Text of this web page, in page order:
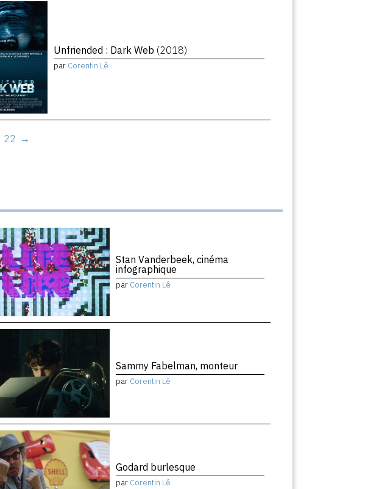
Unfriended : Dark Web (2018)
par Corentin Lê
22 →
Stan Vanderbeek, cinéma
infographique
par Corentin Lê
Sammy Fabelman, monteur
par Corentin Lê
Godard burlesque
par Corentin Lê